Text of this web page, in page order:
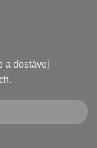
a dostávej